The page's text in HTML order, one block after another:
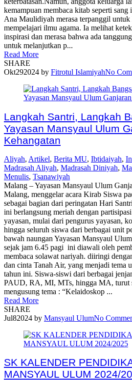
kemampuan membaca kitab seperti
Ana Maulidiyah merasa terpanggil untuk
mempelajari ilmu agama. Ia melihat
inspirasi dan merasa bahwa ada
untuk melanjutkan p...
Read More
SHARE
Okt292024 by Fitrotul IslamiyahNo
Langkah Santri, Langkah
Yayasan Mansyaul Ulum
Kehangatan
Aliyah, Artikel, Berita MU, Ibtidaiyah,
Madrasah Aliyah, Madrasah Diniyah,
Menulis, Tsanawiyah
Malang – Yayasan Mansyaul Ulum
Malang, menggelar acara Kirab Siswa
sebagai bagian dari peringatan Hari
ini berlangsung meriah dengan
yayasan, mulai dari pengurus yayasan,
hingga seluruh siswa dari berbagai unit
bawah naungan Yayasan Mansyaul
sejak jam 6.45 pagi ini diawali oleh
membaca solawat nariyah. diiringi
dan cinta Tanah Air, yang menjadi tema
tahun ini. Siswa-siswi dari berbagai
PAUD, RA, MI, MTs, hingga MA, turut
mengusung tema : “Kelaidoskop ...
Read More
SHARE
Jul82024 by Mansyaul UlumNo
SK KALENDER
MANSYAUL ULUM 2024/